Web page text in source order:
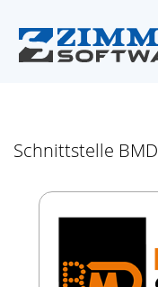
Schnittstelle BMD